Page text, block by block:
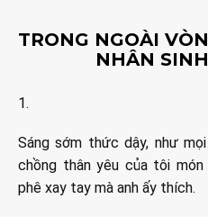
TRONG NGOÀI
NHÂN
1.
Sáng sớm thức dậy, như
chồng thân yêu của tôi
phê xay tay mà anh ấy thích.